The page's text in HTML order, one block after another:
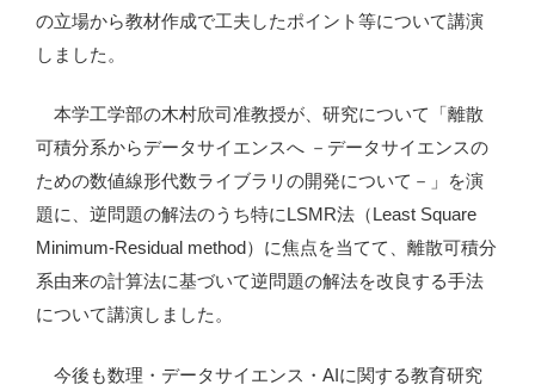
の立場から教材作成で工夫したポイント等について講演
しました。
本学工学部の木村欣司准教授が、研究について「離散
可積分系からデータサイエンスへ －データサイエンスの
ための数値線形代数ライブラリの開発について－」を演
題に、逆問題の解法のうち特にLSMR法（Least Square
Minimum-Residual method）に焦点を当てて、離散可積分
系由来の計算法に基づいて逆問題の解法を改良する手法
について講演しました。
今後も数理・データサイエンス・AIに関する教育研究